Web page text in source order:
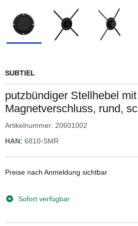
SUBTIEL
putzbündiger Stellhebel mit
Magnetverschluss, rund,
Artikelnummer: 20601002
HAN: 6810-SMR
Preise nach Anmeldung sichtbar
Sofort verfügbar